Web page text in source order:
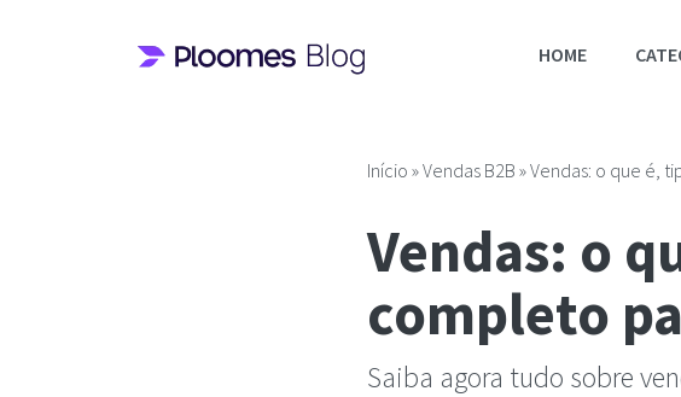
HOME
Início »Vendas B2B »Vendas: o que é,
Vendas: o
completo
Saiba agora tudo sobre